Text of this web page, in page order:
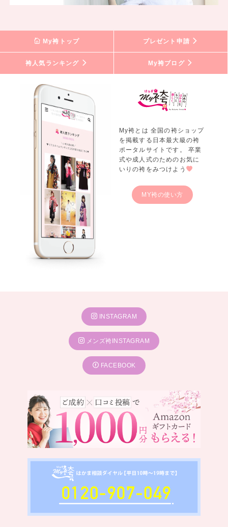
My袴トップ プレゼント申請
袴人気ランキング My袴ブログ
My袴とは 全国の袴ショップ
を掲載する日本最大級の袴
ポータルサイトです。 卒業
式や成人式のためのお気に
いりの袴をみつけよう
MY袴の使い方
INSTAGRAM
メンズ袴INSTAGRAM
FACEBOOK